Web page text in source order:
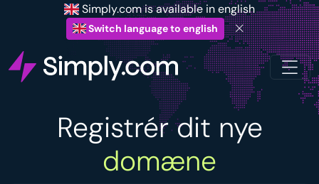
Simply.com is available in english
Switch language to english
Registrér dit nye
domæne